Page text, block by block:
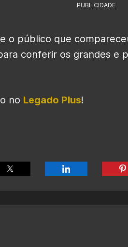
PUBLICIDADE
o público que
conferir os grandes e
no Legado Plus!